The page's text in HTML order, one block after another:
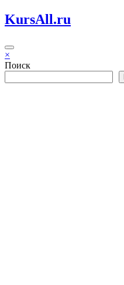
Перейти
к
KursAll.ru
×
Поиск